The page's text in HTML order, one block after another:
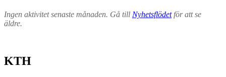
Ingen aktivitet senaste månaden. Gå till Nyhetsflödetför att se
äldre.
KTH